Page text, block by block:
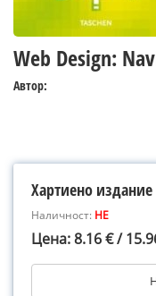
Web Design:
Автор:
Хартиено издание
Наличност: НЕ
Цена: 8.16 € /